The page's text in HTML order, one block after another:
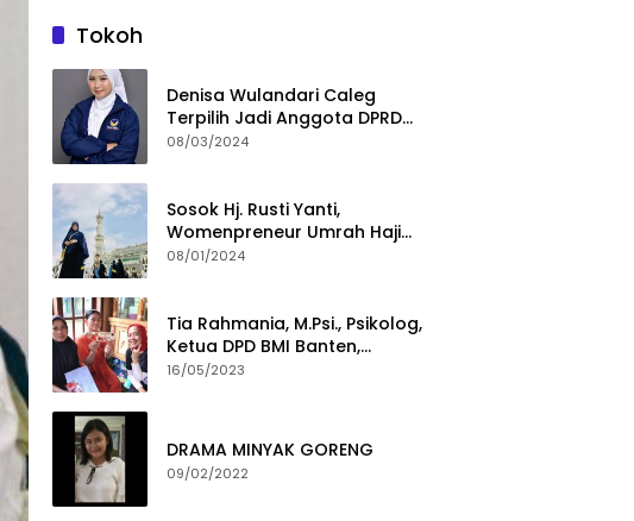
Tokoh
Denisa Wulandari Caleg
Terpilih Jadi Anggota DPRD
Termuda Periode 2024-2029
08/03/2024
Sosok Hj. Rusti Yanti,
Womenpreneur Umrah Haji
Yang Gigih Syiarkan Baitullah
08/01/2024
Tia Rahmania, M.Psi., Psikolog,
Ketua DPD BMI Banten,
membawa Program Layanan
16/05/2023
DRAMA MINYAK GORENG
09/02/2022